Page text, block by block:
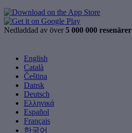
Nedladdad av över 5 000 000 resenärer
English
Català
Čeština
Dansk
Deutsch
Ελληνικά
Español
Français
한국어